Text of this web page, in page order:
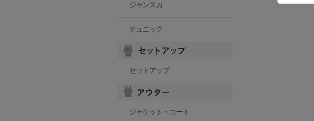
ジャンスカ
チュニック
セットアップ
ジャケット・コート